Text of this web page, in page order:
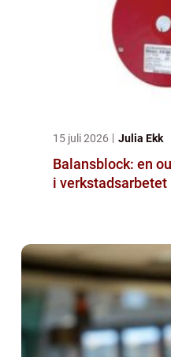
15 juli 2026 Julia Ekk
Balansblock: en
i verkstadsarbetet